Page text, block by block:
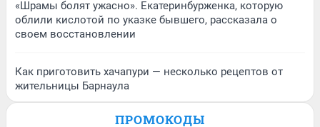
«Шрамы болят ужасно». Екатеринбурженка, которую
облили кислотой по указке бывшего, рассказала о
своем восстановлении
Как приготовить хачапури — несколько рецептов от
жительницы Барнаула
ПРОМОКОДЫ